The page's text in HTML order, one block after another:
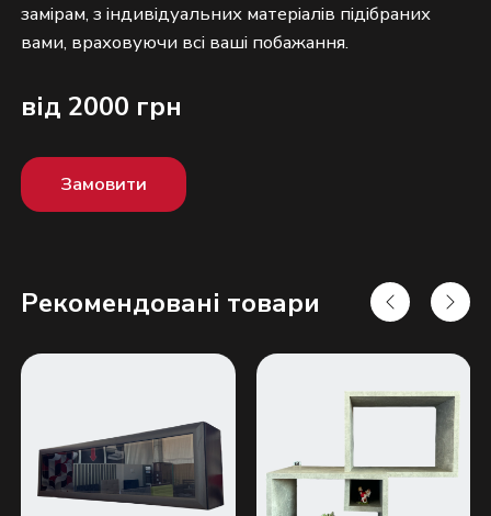
замірам, з індивідуальних матеріалів підібраних
від 2000 грн
Замовити
Рекомендовані товари
Надіслати